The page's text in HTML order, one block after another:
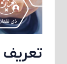
تعریف